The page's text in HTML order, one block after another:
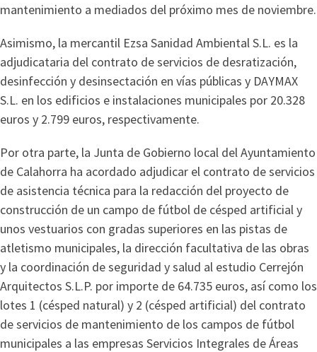
mantenimiento a mediados del próximo mes de noviembre.
Asimismo, la mercantil Ezsa Sanidad Ambiental S.L. es la
adjudicataria del contrato de servicios de desratización,
desinfección y desinsectación en vías públicas y DAYMAX
S.L. en los edificios e instalaciones municipales por 20.328
euros y 2.799 euros, respectivamente.
Por otra parte, la Junta de Gobierno local del Ayuntamiento
de Calahorra ha acordado adjudicar el contrato de servicios
de asistencia técnica para la redacción del proyecto de
construcción de un campo de fútbol de césped artificial y
unos vestuarios con gradas superiores en las pistas de
atletismo municipales, la dirección facultativa de las obras
y la coordinación de seguridad y salud al estudio Cerrejón
Arquitectos S.L.P. por importe de 64.735 euros, así como los
lotes 1 (césped natural) y 2 (césped artificial) del contrato
de servicios de mantenimiento de los campos de fútbol
municipales a las empresas Servicios Integrales de Áreas